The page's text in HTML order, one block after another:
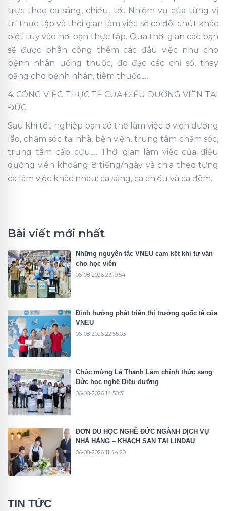
trực theo ca sáng, chiều, tối. Nhiệm vụ của từng vị
trí thực tập và thời gian làm việc sẽ có đôi chút khác
biệt tùy vào nơi bạn thực tập. Qua thời gian các bạn
sẽ được phân công thêm các đầu việc như cho
bệnh nhân uống thuốc, đo đạc các chỉ số, thay
băng cho bệnh nhân, tiêm thuốc,…
4. CÔNG VIỆC THỰC TẾ CỦA ĐIỀU DƯỠNG VIÊN TẠI
ĐỨC
Sau khi tốt nghiệp bạn có thể làm việc ở viện dưỡng
lão, chăm sóc tại nhà, bện viện, trung tâm chăm sóc,
trung tâm cấp cứu,… Thời gian làm việc của điều
dưỡng viên khoảng 8 tiếng/ngày và chia theo từng
ca làm việc khác nhau: ca sáng, ca chiều và ca đêm.
Bài viết mới nhất
Những nguyên tắc VNEU cam kết khi tư vấn
cho học viên
06-08-2026 23:19:54
Định hướng phát triển thị trường quốc tế của
VNEU
06-08-2026 22:55:03
Chúc mừng Lê Thanh Lâm chính thức sang
Đức học nghề Điều dưỡng
06-08-2026 14:50:31
ĐƠN DU HỌC NGHỀ ĐỨC NGÀNH DỊCH VỤ
NHÀ HÀNG – KHÁCH SẠN TẠI LINDAU
06-08-2026 11:44:20
TIN TỨC